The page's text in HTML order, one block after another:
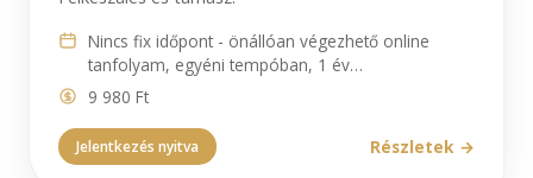
Nincs fix időpont - önállóan végezhető online
tanfolyam, egyéni tempóban, 1 év…
9 980 Ft
Jelentkezés nyitva Részletek